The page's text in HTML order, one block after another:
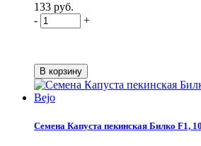
133 руб.
-
+
Семена Капуста пекинская Билко F1,